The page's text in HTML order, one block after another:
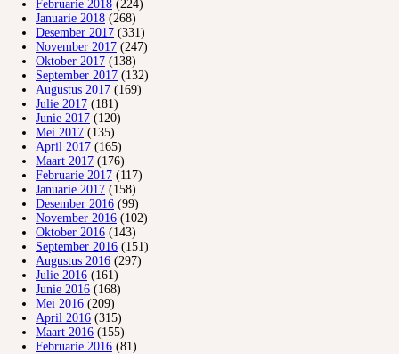
Februarie 2018 (224)
Januarie 2018 (268)
Desember 2017 (331)
November 2017 (247)
Oktober 2017 (138)
September 2017 (132)
Augustus 2017 (169)
Julie 2017 (181)
Junie 2017 (120)
Mei 2017 (135)
April 2017 (165)
Maart 2017 (176)
Februarie 2017 (117)
Januarie 2017 (158)
Desember 2016 (99)
November 2016 (102)
Oktober 2016 (143)
September 2016 (151)
Augustus 2016 (297)
Julie 2016 (161)
Junie 2016 (168)
Mei 2016 (209)
April 2016 (315)
Maart 2016 (155)
Februarie 2016 (81)